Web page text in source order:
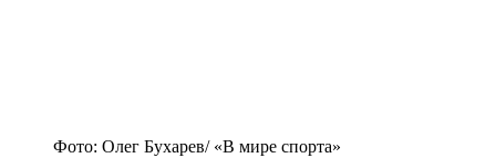
Фото: Олег Бухарев/ «В мире спорта»